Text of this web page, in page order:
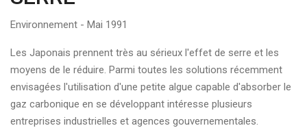
Environnement - Mai 1991
Les Japonais prennent très au sérieux l'effet de serre et les
moyens de le réduire. Parmi toutes les solutions récemment
envisagées l'utilisation d'une petite algue capable d'absorber le
gaz carbonique en se développant intéresse plusieurs
entreprises industrielles et agences gouvernementales.